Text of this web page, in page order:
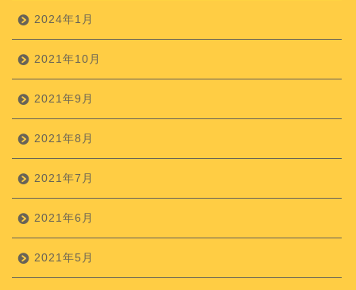
2024年1月
2021年10月
2021年9月
2021年8月
2021年7月
2021年6月
2021年5月